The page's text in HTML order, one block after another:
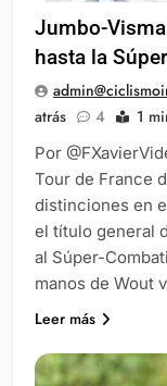
Jumbo-
hasta la
atrás
4 1
Por
Tour de France
distinciones en
el título general
al Súper-
manos de Wout
Leer más